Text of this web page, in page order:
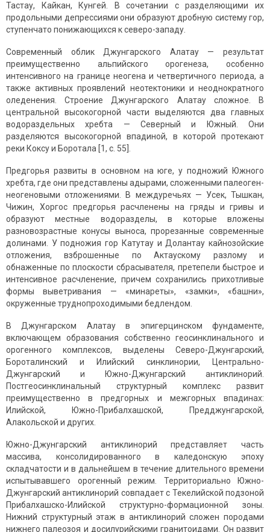
Тастау, Кайкан, Кунгей. В сочетании с разделяющими их
продольными депрессиями они образуют дробную систему гор,
ступенчато понижающихся к северо-западу.
Современный облик Джунгарского Алатау — результат
преимущественно альпийского орогенеза, особенно
интенсивного на границе неогена и четвертичного периода, а
также активных проявлений неотектоники и неоднократного
оледенения. Строение Джунгарского Алатау сложное. В
центральной высокогорной части выделяются два главных
водораздельных хребта — Северный и Южный. Они
разделяются высокогорной впадиной, в которой протекают
реки Коксу и Боротала [1, с. 55].
Предгорья развиты в основном на юге, у подножий Южного
хребта, где они представлены адырами, сложенными палеоген-
неогеновыми отложениями. В междуречьях — Усек, Тышкан,
Чижин, Хоргос предгорья расчленены на гряды и гривы и
образуют местные водоразделы, в которые вложены
разновозрастные конусы выноса, прорезанные современные
долинами. У подножия гор Катутау и Долантау кайнозойские
отложения, взброшенные по Актаускому разлому и
обнаженные по плоскости сбрасывателя, претепели быстрое и
интенсивное расчленение, причем сохранились прихотливые
формы выветривания — «минареты», «замки», «башни»,
окруженные труднопроходимыми бедлендом.
В Джунгарском Алатау в эпигерцинском фундаменте,
включающем образования собственно геосинклинального и
орогенного комплексов, выделены Северо-Джунгарский,
Бороталинский и Илийский синклинории, Центрально-
Джунгарский и Южно-Джунгарский антиклинорий.
Постгеосинклинальный структурный комплекс развит
преимущественно в предгорных и межгорных впадинах:
Илийской, Южно-Прибалхашской, Предджунгарской,
Алакольской и других.
Южно-Джунгарский антиклинорий представляет часть
массива, консолидированного в каледонскую эпоху
складчатости и в дальнейшем в течение длительного времени
испытывавшего орогенный режим. Территориально Южно-
Джунгарский антиклинорий совпадает с Текелийской подзоной
Прибалхашско-Илийской структурно-формационной зоны.
Нижний структурный этаж в антиклинорий сложен породами
нижнего палеозоя и досилурийскими гранитоидами. Он развит